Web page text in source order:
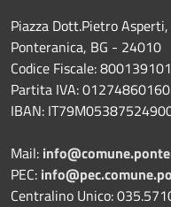
Piazza Dott.Pietro Asperti,
Ponteranica, BG - 24010
Codice Fiscale:
Partita IVA: 01274860160
IBAN:
Mail:
PEC:
Centralino Unico: